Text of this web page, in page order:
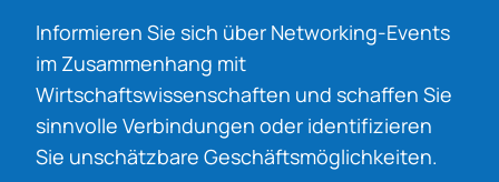
Informieren Sie sich über Networking-Events
im Zusammenhang mit
Wirtschaftswissenschaften und schaffen Sie
sinnvolle Verbindungen oder identifizieren
Sie unschätzbare Geschäftsmöglichkeiten.